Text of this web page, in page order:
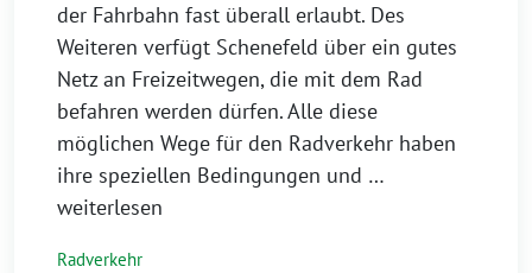
der Fahrbahn fast überall erlaubt. Des
Weiteren verfügt Schenefeld über ein gutes
Netz an Freizeitwegen, die mit dem Rad
befahren werden dürfen. Alle diese
möglichen Wege für den Radverkehr haben
ihre speziellen Bedingungen und …
weiterlesen
Radverkehr